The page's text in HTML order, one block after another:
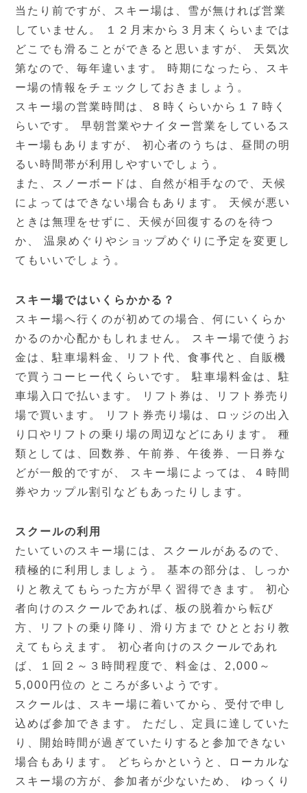
当たり前ですが、スキー場は、雪が無ければ営業
していません。 １２月末から３月末くらいまでは
どこでも滑ることができると思いますが、 天気次
第なので、毎年違います。 時期になったら、スキ
ー場の情報をチェックしておきましょう。
スキー場の営業時間は、８時くらいから１７時く
らいです。 早朝営業やナイター営業をしているス
キー場もありますが、 初心者のうちは、昼間の明
るい時間帯が利用しやすいでしょう。
また、スノーボードは、自然が相手なので、天候
によってはできない場合もあります。 天候が悪い
ときは無理をせずに、天候が回復するのを待つ
か、 温泉めぐりやショップめぐりに予定を変更し
てもいいでしょう。
スキー場ではいくらかかる？
スキー場へ行くのが初めての場合、何にいくらか
かるのか心配かもしれません。 スキー場で使うお
金は、駐車場料金、リフト代、食事代と、自販機
で買うコーヒー代くらいです。 駐車場料金は、駐
車場入口で払います。 リフト券は、リフト券売り
場で買います。 リフト券売り場は、ロッジの出入
り口やリフトの乗り場の周辺などにあります。 種
類としては、回数券、午前券、午後券、一日券な
どが一般的ですが、 スキー場によっては、４時間
券やカップル割引などもあったりします。
スクールの利用
たいていのスキー場には、スクールがあるので、
積極的に利用しましょう。 基本の部分は、しっか
りと教えてもらった方が早く習得できます。 初心
者向けのスクールであれば、板の脱着から転び
方、リフトの乗り降り、滑り方まで ひととおり教
えてもらえます。 初心者向けのスクールであれ
ば、１回２～３時間程度で、料金は、2,000～
5,000円位の ところが多いようです。
スクールは、スキー場に着いてから、受付で申し
込めば参加できます。 ただし、定員に達していた
り、開始時間が過ぎていたりすると参加できない
場合もあります。 どちらかというと、ローカルな
スキー場の方が、参加者が少ないため、 ゆっくり